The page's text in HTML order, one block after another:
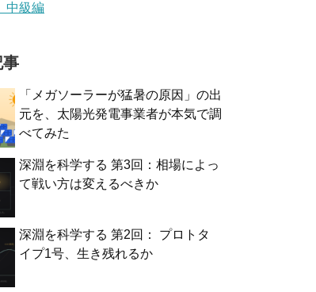
中級編
事
「メガソーラーが猛暑の原因」の出
元を、太陽光発電事業者が本気で調
べてみた
深淵を科学する 第3回：相場によっ
て戦い方は変えるべきか
深淵を科学する 第2回： プロトタ
イプ1号、生き残れるか